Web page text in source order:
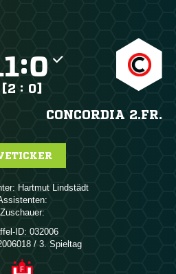
:
[2 : 0]
CONCORDIA 2.FR.
 
Zuschauer:
ID: 032006
/ 3. Spieltag